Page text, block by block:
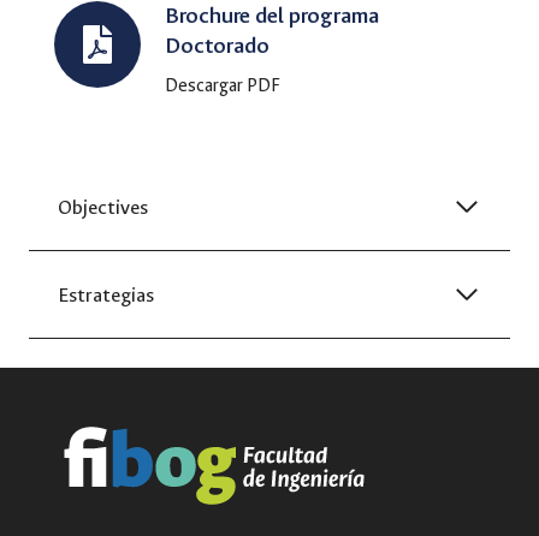
Brochure del programa
Doctorado
Descargar PDF
Objectives
Estrategias